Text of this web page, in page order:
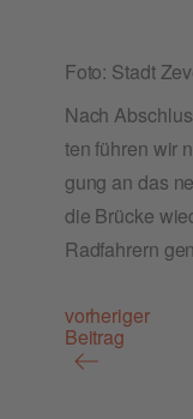
Foto: Stadt
Nach
ten füh­ren wir
gung an das
die Brü­cke
Rad­fah­rern
vorheriger
Beitrag